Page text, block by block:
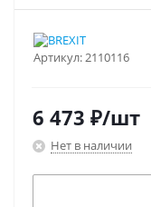
Артикул:2110116
6 473 ₽/шт
Нет в наличии